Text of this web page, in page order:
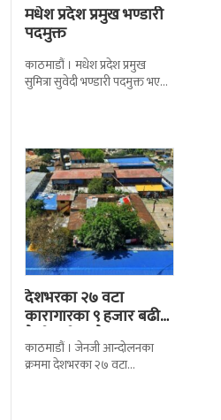
मधेश प्रदेश प्रमुख भण्डारी
पदमुक्त
काठमाडौं । मधेश प्रदेश प्रमुख
सुमित्रा सुवेदी भण्डारी पदमुक्त भएकी
देशभरका २७ वटा
कारागारका ९ हजार बढी
कैदीबन्दी अझै फरार
काठमाडौं । जेनजी आन्दोलनका
क्रममा देशभरका २७ वटा